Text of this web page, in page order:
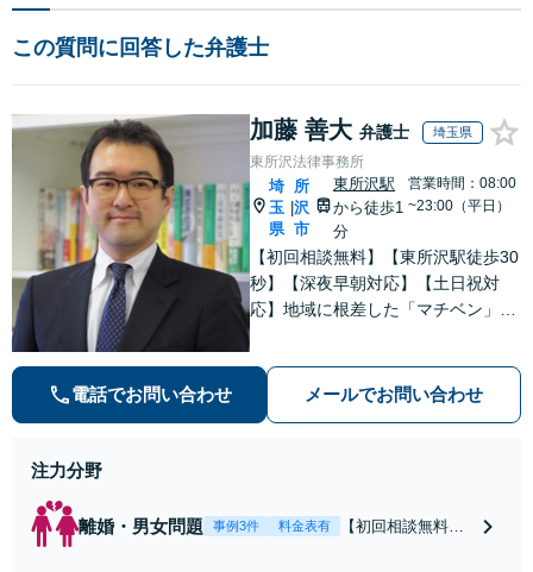
この質問に回答した弁護士
加藤 善大 弁護士 埼玉県
東所沢法律事務所
埼
玉
県
所
沢
市
東所沢駅
から徒歩1
分
営業時間：08:00
~23:00（平日）
【初回相談無料】【東所沢駅徒歩30
秒】【深夜早朝対応】【土日祝対
応】地域に根差した「マチベン」と
て出張相談も承ります。リーズナブ
ルな料金体系をご提供しています。
電話でお問い合わせ メールでお問い合わせ
注力分野
離婚・男女問題 事例3件 料金表有
【初回相談無料】